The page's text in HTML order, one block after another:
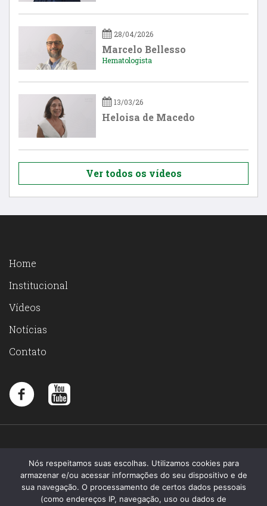
28/04/2026
Marcelo Bellesso
Hematologista
13/03/26
Heloisa de Macedo
Ver todos os vídeos
Home
Institucional
Vídeos
Notícias
Contato
Nós respeitamos suas escolhas. Utilizamos cookies para
armazenar e/ou acessar informações do seu dispositivo e de
sua navegação. O processamento de certos dados pessoais
(como endereços IP, navegação, uso ou dados de